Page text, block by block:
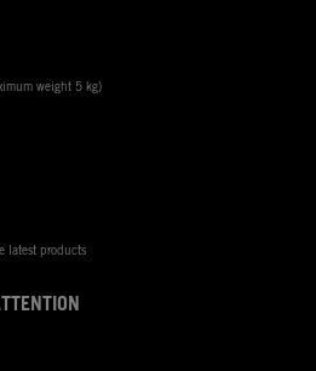
weight 5 kg)
latest products